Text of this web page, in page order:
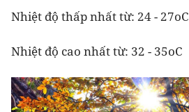
Nhiệt độ thấp nhất từ: 24 - 27oC
Nhiệt độ cao nhất từ: 32 - 35oC